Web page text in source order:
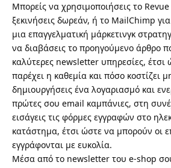
Μπορείς να χρησιμοποιήσεις το
ξεκινήσεις δωρεάν, ή το MailChimp
μια επαγγελματική μάρκετινγκ
να διαβάσεις το προηγούμενο άρθρο
καλύτερες newsletter υπηρεσίες, έτσι
παρέχει η καθεμία και πόσο κοστίζει
δημιουργήσεις ένα λογαριασμό και
πρώτες σου email καμπάνιες, στη
εισάγεις τις φόρμες εγγραφών στο
κατάστημα, έτσι ώστε να μπορούν οι
εγγράφονται με ευκολία.
Μέσα από το newsletter του e-shop